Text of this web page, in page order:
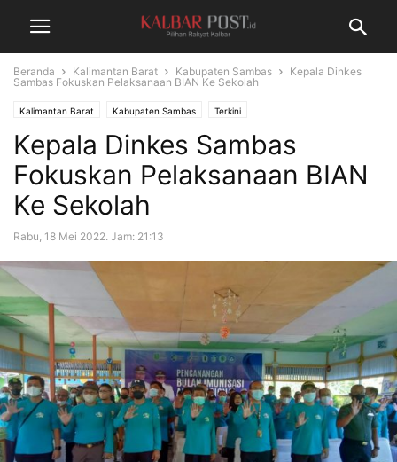
Beranda Kalimantan Barat Kabupaten Sambas
Kepala Dinkes
Sambas Fokuskan Pelaksanaan BIAN Ke Sekolah
Kalimantan Barat Kabupaten Sambas Terkini
Kepala Dinkes Sambas
Fokuskan Pelaksanaan BIAN
Ke Sekolah
Rabu, 18 Mei 2022. Jam: 21:13